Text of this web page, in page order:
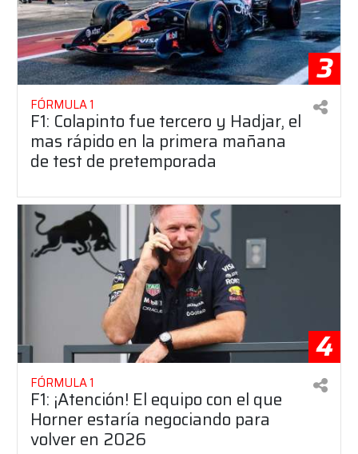
3
FÓRMULA 1
F1: Colapinto fue tercero y Hadjar, el
mas rápido en la primera mañana
de test de pretemporada
4
FÓRMULA 1
F1: ¡Atención! El equipo con el que
Horner estaría negociando para
volver en 2026